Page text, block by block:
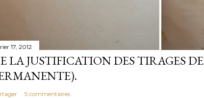
17, 2012
LA JUSTIFICATION DES TIRAGES
5 commentaires